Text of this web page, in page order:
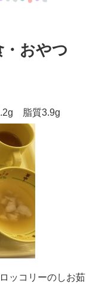
・おやつ
脂質3.9g
コリーのしお茹